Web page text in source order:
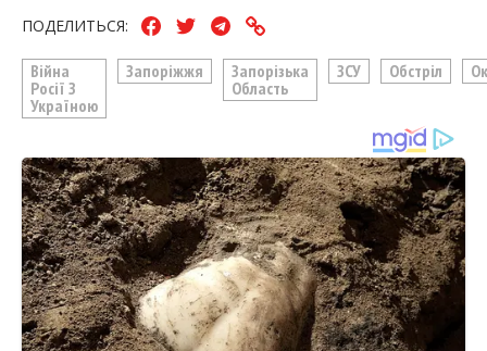
ПОДЕЛИТЬСЯ:
Війна
Росії З
Україною
Запоріжжя
Запорізька
Область
ЗСУ Обстріл